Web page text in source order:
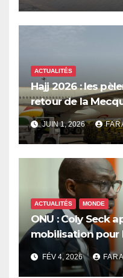
ACTUALITÉS
Hajj 2026 : les
retour de la
innovations d’Air
JUIN 1, 2026
ACTUALITÉS MONDE
ONU : Coly Seck
mobilisation pour
palestinien
FÉV 4, 2026